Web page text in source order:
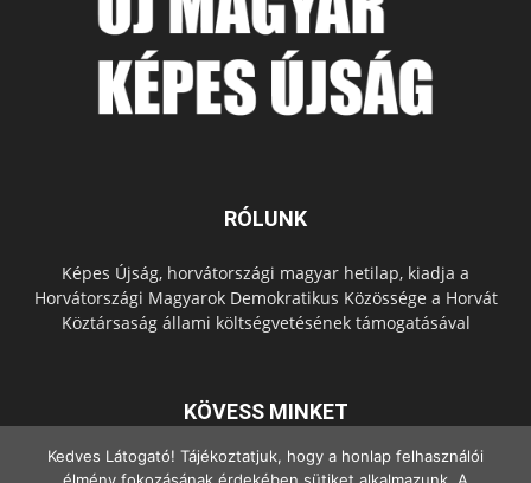
RÓLUNK
Képes Újság, horvátországi magyar hetilap, kiadja a
Horvátországi Magyarok Demokratikus Közössége a Horvát
Köztársaság állami költségvetésének támogatásával
KÖVESS MINKET
Kedves Látogató! Tájékoztatjuk, hogy a honlap felhasználói